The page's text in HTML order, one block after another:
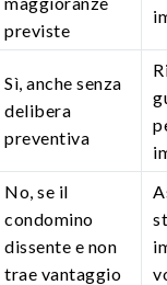
previste
Sì, anche senza
delibera
preventiva
No, se il
condomino
dissente e non
trae vantaggio